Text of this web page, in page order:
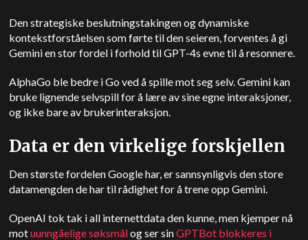
Den strategiske beslutningstakingen og dynamiske
kontekstforståelsen som førte til den seieren, forventes å gi
Gemini en stor fordel i forhold til GPT-4s evne til å resonnere.
AlphaGo ble bedre i Go ved å spille mot seg selv. Gemini kan
bruke lignende selvspill for å lære av sine egne interaksjoner,
og ikke bare av brukerinteraksjon.
Data er den virkelige forskjellen
Den største fordelen Google har, er sannsynligvis den store
datamengden de har til rådighet for å trene opp Gemini.
OpenAI tok tak i all internettdata den kunne, men kjemper nå
motuunngåelige søksmålog ser sinGPTBot blokkeres i